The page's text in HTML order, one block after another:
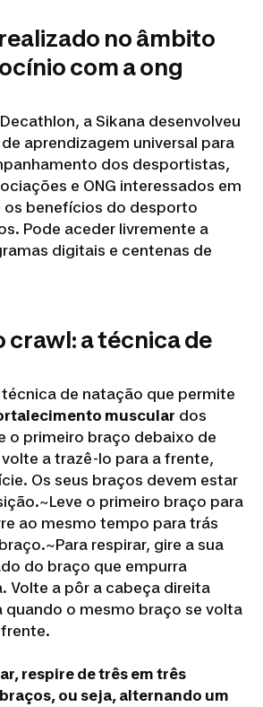
no âmbito
com a ong
a Sikana desenvolveu
aprendizagem universal para
dos desportistas,
e ONG interessados em
os benefícios do desporto
Pode aceder livremente a
digitais e centenas de
crawl: a técnica de
de natação que permite
muscular dos
o primeiro braço debaixo de
a trazê-lo para a frente,
Os seus braços devem estar
Leve o primeiro braço para
ao mesmo tempo para trás
Para respirar, gire a sua
do braço que empurra
Volte a pôr a cabeça direita
quando o mesmo braço se volta
respire de três em três
ou seja, alternando um